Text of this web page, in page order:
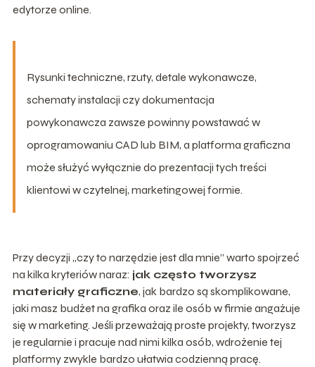
edytorze online.
Rysunki techniczne, rzuty, detale wykonawcze,
schematy instalacji czy dokumentacja
powykonawcza zawsze powinny powstawać w
oprogramowaniu CAD lub BIM, a platforma graficzna
może służyć wyłącznie do prezentacji tych treści
klientowi w czytelnej, marketingowej formie.
Przy decyzji „czy to narzędzie jest dla mnie” warto spojrzeć
na kilka kryteriów naraz: jak często tworzysz
materiały graficzne, jak bardzo są skomplikowane,
jaki masz budżet na grafika oraz ile osób w firmie angażuje
się w marketing. Jeśli przeważają proste projekty, tworzysz
je regularnie i pracuje nad nimi kilka osób, wdrożenie tej
platformy zwykle bardzo ułatwia codzienną pracę.